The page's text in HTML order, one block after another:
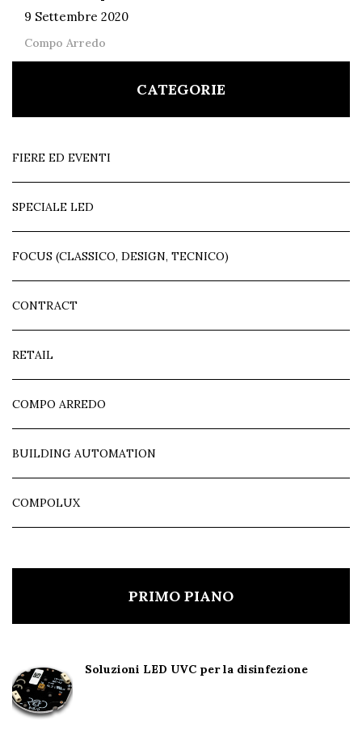
9 Settembre 2020
Compo Arredo
CATEGORIE
FIERE ED EVENTI
SPECIALE LED
FOCUS (CLASSICO, DESIGN, TECNICO)
CONTRACT
RETAIL
COMPO ARREDO
BUILDING AUTOMATION
COMPOLUX
PRIMO PIANO
Soluzioni LED UVC per la disinfezione